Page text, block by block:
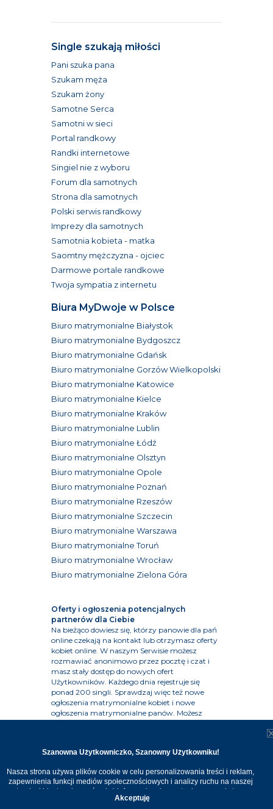
Single szukają miłości
Pani szuka pana
Szukam męża
Szukam żony
Samotne Serca
Samotni w sieci
Portal randkowy
Randki internetowe
Singiel nie z wyboru
Forum dla samotnych
Strona dla samotnych
Polski serwis randkowy
Imprezy dla samotnych
Samotnia kobieta - matka
Saomtny mężczyzna - ojciec
Darmowe portale randkowe
Twoja sympatia z internetu
Biura MyDwoje w Polsce
Biuro matrymonialne Białystok
Biuro matrymonialne Bydgoszcz
Biuro matrymonialne Gdańsk
Biuro matrymonialne Gorzów Wielkopolski
Biuro matrymonialne Katowice
Biuro matrymonialne Kielce
Biuro matrymonialne Kraków
Biuro matrymonialne Lublin
Biuro matrymonialne Łódź
Biuro matrymonialne Olsztyn
Biuro matrymonialne Opole
Biuro matrymonialne Poznań
Biuro matrymonialne Rzeszów
Biuro matrymonialne Szczecin
Biuro matrymonialne Warszawa
Biuro matrymonialne Toruń
Biuro matrymonialne Wrocław
Biuro matrymonialne Zielona Góra
Oferty i ogłoszenia potencjalnych
partnerów dla Ciebie
Na bieżąco dowiesz się, którzy panowie dla pań
online czekają na kontakt lub otrzymasz oferty
kobiet online. W naszym Serwisie możesz
rozmawiać anonimowo przez pocztę i czat i
masz stały dostęp do nowych ofert
Użytkowników. Każdego dnia rejestruje się
ponad 200 singli. Sprawdzaj więc też nowe
ogłoszenia matrymonialne kobiet i nowe
ogłoszenia matrymonialne panów. Możesz
także skoncentrować się na ofertach ze
zdjęciem, ogłoszenia matrymonialne kobiet ze
granicę lub już żyjesz poza krajem?Jeśli szukasz
miłości na przykład na Wyspach Brytyjskich
sprawdź biuro matrymonialne Anglia, Szkocja,
Szanowna Użytkowniczko, Szanowny Użytkowniku!
Nasza strona używa plików cookie w celu personalizowania treści i reklam,
zapewnienia funkcji mediów społecznościowych i analizy ruchu na naszej
stronie. Udostępniamy również informacje o korzystaniu z naszej strony
internetowej naszym zaufanym partnerom. Dzięki cookies możemy
Akceptuję